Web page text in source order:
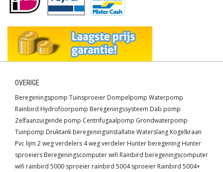
OVERIGE
Beregeningspomp Tuinsproeier Dompelpomp Waterpomp
Rainbird Hydrofoorpomp Beregeningssysteem Dab pomp
Zelfaanzuigende pomp Centrifugaalpomp Grondwaterpomp
Tuinpomp Druktank beregeningsinstallatie Waterslang Kogelkraan
Pvc lijm 2 weg verdelers 4 weg verdeler Hunter beregening Hunter
sproeiers Beregeningscomputer wifi Rainbird beregeningscomputer
wifi rainbird 5000 sproeier rainbird 5004 sproeier Rainbird 5004+